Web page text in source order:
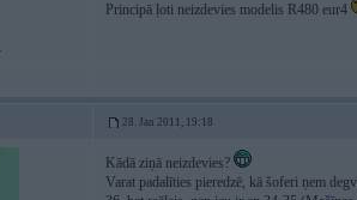
Principā ļoti neizdevies modelis R480 eur4
28. Jan 2011, 19:18
Kādā ziņā neizdevies?
Varat padalīties pieredzē, kā šoferi ņem